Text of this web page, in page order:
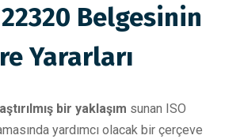
Belgesinin
Yararları
bir yaklaşım sunan ISO
yardımcı olacak bir çerçeve